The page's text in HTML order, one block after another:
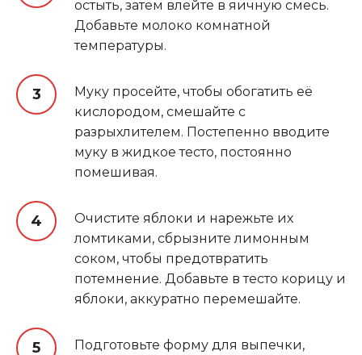
остыть, затем влейте в яичную смесь.
Добавьте молоко комнатной
температуры.
Муку просейте, чтобы обогатить её
кислородом, смешайте с
разрыхлителем. Постепенно вводите
муку в жидкое тесто, постоянно
помешивая.
Очистите яблоки и нарежьте их
ломтиками, сбрызните лимонным
соком, чтобы предотвратить
потемнение. Добавьте в тесто корицу и
яблоки, аккуратно перемешайте.
Подготовьте форму для выпечки,